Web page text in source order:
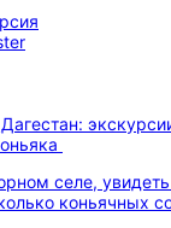
селе,
коньячных